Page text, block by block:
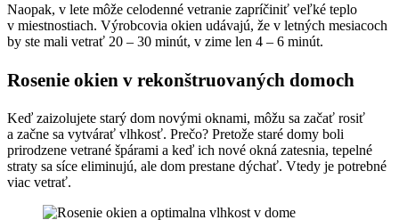
Naopak, v lete môže celodenné vetranie zapríčiniť veľké teplo
v miestnostiach. Výrobcovia okien udávajú, že v letných mesiacoch
by ste mali vetrať 20 – 30 minút, v zime len 4 – 6 minút.
Rosenie okien v rekonštruovaných domoch
Keď zaizolujete starý dom novými oknami, môžu sa začať rosiť
a začne sa vytvárať vlhkosť. Prečo? Pretože staré domy boli
prirodzene vetrané špárami a keď ich nové okná zatesnia, tepelné
straty sa síce eliminujú, ale dom prestane dýchať. Vtedy je potrebné
viac vetrať.